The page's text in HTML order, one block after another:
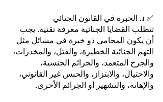
✅ 1. الخبرة في القانون الجنائي
تتطلب القضايا الجنائية معرفة تقنية. يجب
أن يكون المحامي ذو خبرة في مسائل مثل
التهم الجنائية الخطيرة، والقتل، والمخدرات،
والجرح المتعمد، والجرائم الجنسية،
والاحتيال، والابتزاز، والحبس غير القانوني،
والإهانة، والتشهير أو الجرائم الأخرى.